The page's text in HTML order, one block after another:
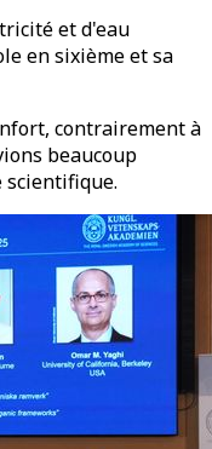
et d'eau
en sixième et sa
contrairement à
beaucoup
scientifique.